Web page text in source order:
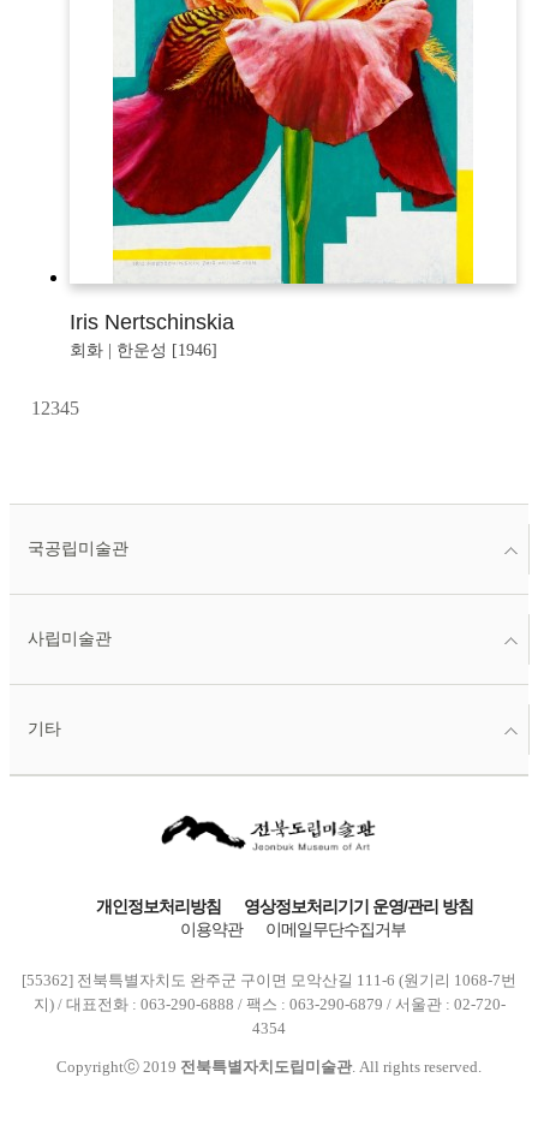
Iris Nertschinskia
회화 | 한운성 [1946]
1 2345
국공립미술관
사립미술관
기타
개인정보처리방침
영상정보처리기기 운영/관리 방침
이용약관
이메일무단수집거부
[55362] 전북특별자치도 완주군 구이면 모악산길 111-6 (원기리 1068-7번
지) / 대표전화 : 063-290-6888 / 팩스 : 063-290-6879 / 서울관 : 02-720-
4354
Copyrightⓒ 2019 전북특별자치도립미술관. All rights reserved.